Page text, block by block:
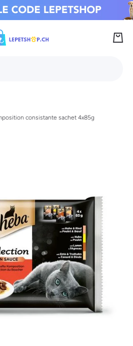
CONTENU
consistante sachet 4x85g